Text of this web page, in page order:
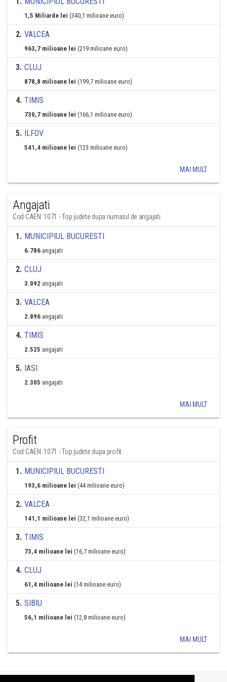
1,5 Miliarde lei (340,1 milioane euro)
2. VALCEA
963,7 milioane lei (219 milioane euro)
3. CLUJ
878,8 milioane lei (199,7 milioane euro)
4. TIMIS
730,7 milioane lei (166,1 milioane euro)
5. ILFOV
541,4 milioane lei (123 milioane euro)
MAI MULT
Angajati
Cod CAEN: 1071 - Top judete dupa numarul de angajati
1. MUNICIPIUL BUCURESTI
6.786 angajati
2. CLUJ
3.092 angajati
3. VALCEA
2.896 angajati
4. TIMIS
2.525 angajati
5. IASI
2.305 angajati
MAI MULT
Profit
Cod CAEN: 1071 - Top judete dupa profit
1. MUNICIPIUL BUCURESTI
193,6 milioane lei (44 milioane euro)
2. VALCEA
141,1 milioane lei (32,1 milioane euro)
3. TIMIS
73,4 milioane lei (16,7 milioane euro)
4. CLUJ
61,4 milioane lei (14 milioane euro)
5. SIBIU
56,1 milioane lei (12,8 milioane euro)
MAI MULT